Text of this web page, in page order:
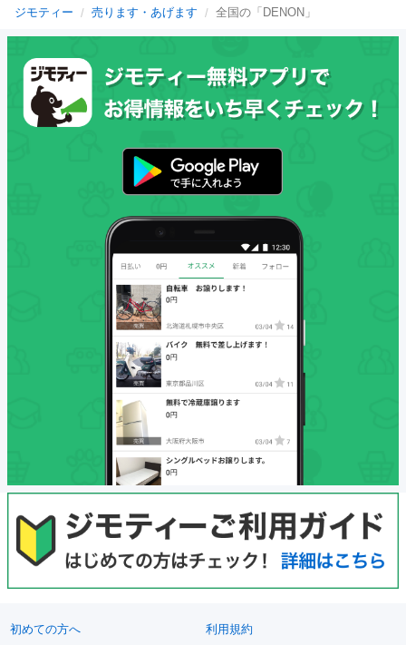
ジモティー 売ります・あげます 全国の「DENON」
初めての方へ 利用規約